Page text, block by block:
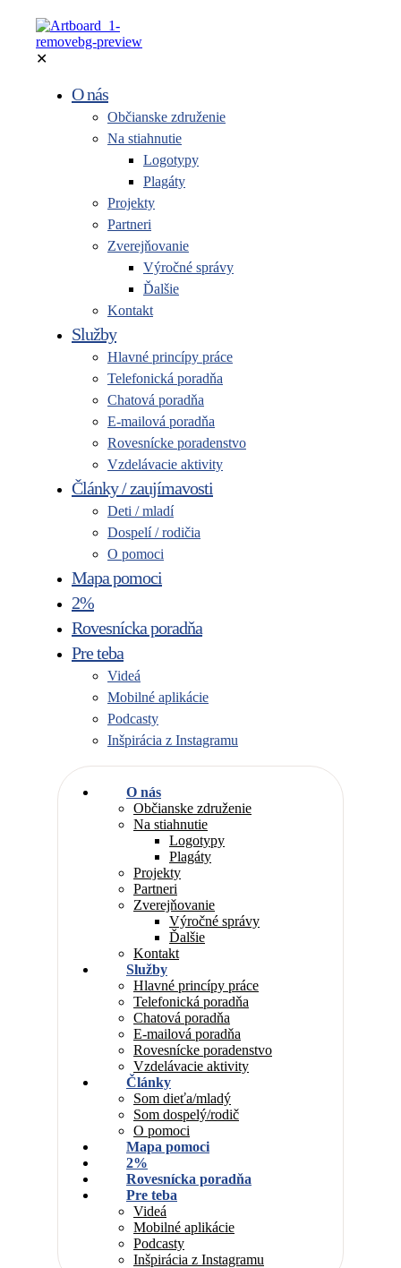
✕
O nás
Občianske združenie
Na stiahnutie
Logotypy
Plagáty
Projekty
Partneri
Zverejňovanie
Výročné správy
Ďalšie
Kontakt
Služby
Hlavné princípy práce
Telefonická poradňa
Chatová poradňa
E-mailová poradňa
Rovesnícke poradenstvo
Vzdelávacie aktivity
Články / zaujímavosti
Deti / mladí
Dospelí / rodičia
O pomoci
Mapa pomoci
2%
Rovesnícka poradňa
Pre teba
Videá
Mobilné aplikácie
Podcasty
Inšpirácia z Instagramu
O nás
Občianske združenie
Na stiahnutie
Logotypy
Plagáty
Projekty
Partneri
Zverejňovanie
Výročné správy
Ďalšie
Kontakt
Služby
Hlavné princípy práce
Telefonická poradňa
Chatová poradňa
E-mailová poradňa
Rovesnícke poradenstvo
Vzdelávacie aktivity
Články
Som dieťa/mladý
Som dospelý/rodič
O pomoci
Mapa pomoci
2%
Rovesnícka poradňa
Pre teba
Videá
Mobilné aplikácie
Podcasty
Inšpirácia z Instagramu